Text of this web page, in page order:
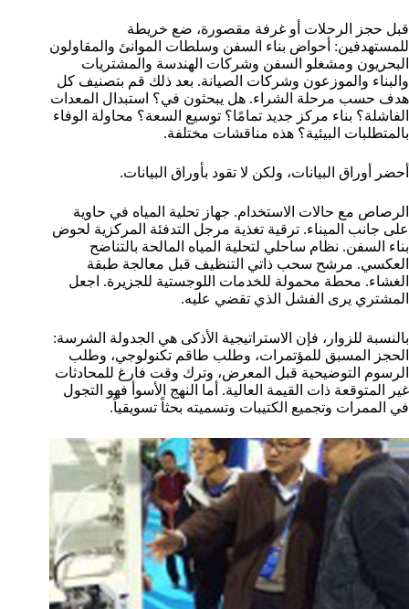
قبل حجز الرحلات أو غرفة مقصورة، ضع خريطة
للمستهدفين: أحواض بناء السفن وسلطات الموانئ والمقاولون
البحريون ومشغلو السفن وشركات الهندسة والمشتريات
والبناء والموزعون وشركات الصيانة. بعد ذلك قم بتصنيف كل
هدف حسب مرحلة الشراء. هل يبحثون في؟ استبدال المعدات
الفاشلة؟ بناء مركز جديد تمامًا؟ توسيع السعة؟ محاولة الوفاء
بالمتطلبات البيئية؟ هذه مناقشات مختلفة.
أحضر أوراق البيانات، ولكن لا تقود بأوراق البيانات.
الرصاص مع حالات الاستخدام. جهاز تحلية المياه في حاوية
على جانب الميناء. ترقية تغذية مرجل التدفئة المركزية لحوض
بناء السفن. نظام ساحلي لتحلية المياه المالحة بالتناضح
العكسي. مرشح سحب ذاتي التنظيف قبل معالجة طبقة
الغشاء. محطة محمولة للخدمات اللوجستية للجزيرة. اجعل
المشتري يرى الفشل الذي تقضي عليه.
بالنسبة للزوار، فإن الاستراتيجية الأذكى هي الجدولة الشرسة:
الحجز المسبق للمؤتمرات، وطلب طاقم تكنولوجي، وطلب
الرسوم التوضيحية قبل المعرض، وترك وقت فارغ للمحادثات
غير المتوقعة ذات القيمة العالية. أما النهج الأسوأ فهو التجول
في الممرات وتجميع الكتيبات وتسميته بحثاً تسويقياً.